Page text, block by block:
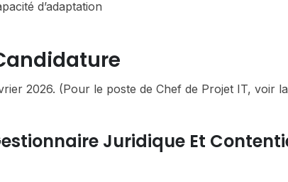
d’adaptation
2026. (Pour le poste de Chef de Projet IT, voir la
Juridique Et